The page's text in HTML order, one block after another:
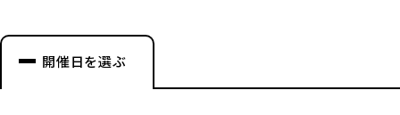
開催日を選ぶ